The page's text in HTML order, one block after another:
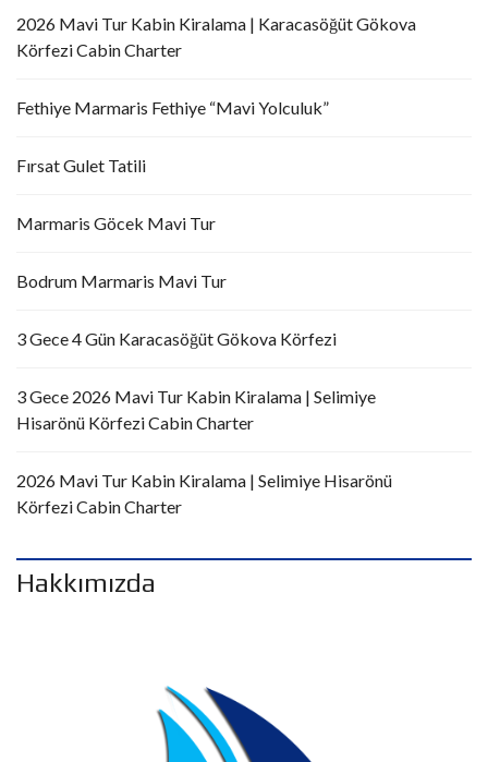
2026 Mavi Tur Kabin Kiralama | Karacasöğüt Gökova
Körfezi Cabin Charter
Fethiye Marmaris Fethiye “Mavi Yolculuk”
Fırsat Gulet Tatili
Marmaris Göcek Mavi Tur
Bodrum Marmaris Mavi Tur
3 Gece 4 Gün Karacasöğüt Gökova Körfezi
3 Gece 2026 Mavi Tur Kabin Kiralama | Selimiye
Hisarönü Körfezi Cabin Charter
2026 Mavi Tur Kabin Kiralama | Selimiye Hisarönü
Körfezi Cabin Charter
Hakkımızda